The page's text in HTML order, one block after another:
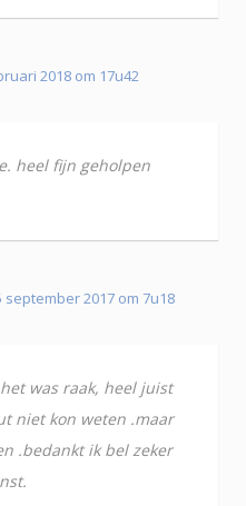
2018 om 17u42
heel fijn geholpen
september 2017 om 7u18
was raak, heel juist
niet kon weten .maar
.bedankt ik bel zeker